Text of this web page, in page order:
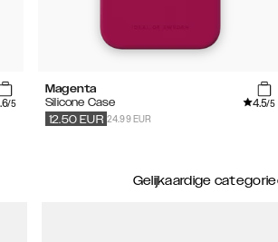
/5
Magenta
Silicone Case
4.5/5
24.99 EUR
12.50 EUR
Gelijkaardige